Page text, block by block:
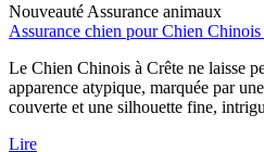
Nouveauté Assurance animaux
Assurance chien pour Chien Chinois
Le Chien Chinois à Crête ne laisse
apparence atypique, marquée par
couverte et une silhouette fine,
Lire